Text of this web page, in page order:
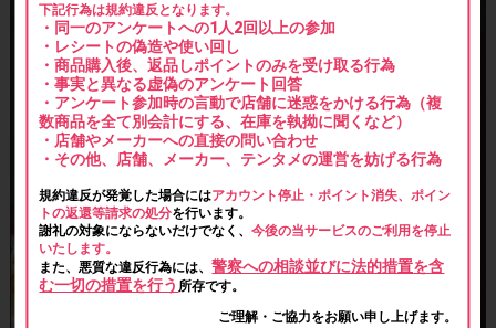
下記行為は規約違反となります。
・同一のアンケートへの1人2回以上の参加
・レシートの偽造や使い回し
・商品購入後、返品しポイントのみを受け取る行為
・事実と異なる虚偽のアンケート回答
・アンケート参加時の言動で店舗に迷惑をかける行為（複
数商品を全て別会計にする、在庫を執拗に聞くなど）
・店舗やメーカーへの直接の問い合わせ
・その他、店舗、メーカー、テンタメの運営を妨げる行為
規約違反が発覚した場合にはアカウント停止・ポイント消失、ポイン
トの返還等請求の処分を行います。
謝礼の対象にならないだけでなく、今後の当サービスのご利用を停止
いたします。
また、悪質な違反行為には、警察への相談並びに法的措置を含
む一切の措置を行う 所存です。
ご理解・ご協力をお願い申し上げます。